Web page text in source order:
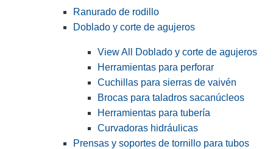
Ranurado de rodillo
Doblado y corte de agujeros
View All Doblado y corte de agujeros
Herramientas para perforar
Cuchillas para sierras de vaivén
Brocas para taladros sacanúcleos
Herramientas para tubería
Curvadoras hidráulicas
Prensas y soportes de tornillo para tubos